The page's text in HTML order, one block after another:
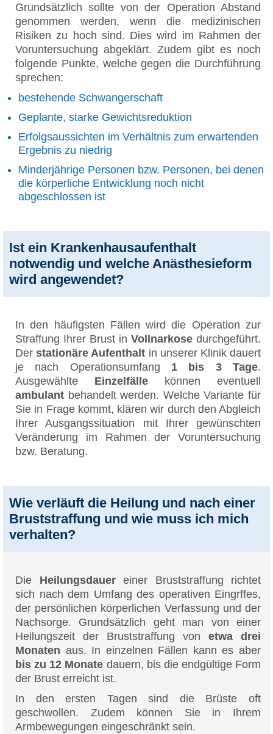
Grundsätzlich sollte von der Operation Abstand
genommen werden, wenn die medizinischen
Risiken zu hoch sind. Dies wird im Rahmen der
Voruntersuchung abgeklärt. Zudem gibt es noch
folgende Punkte, welche gegen die Durchführung
sprechen:
bestehende Schwangerschaft
Geplante, starke Gewichtsreduktion
Erfolgsaussichten im Verhältnis zum erwartenden
Ergebnis zu niedrig
Minderjährige Personen bzw. Personen, bei denen
die körperliche Entwicklung noch nicht
abgeschlossen ist
Ist ein Krankenhausaufenthalt
notwendig und welche Anästhesieform
wird angewendet?
In den häufigsten Fällen wird die Operation zur
Straffung Ihrer Brust in Vollnarkose durchgeführt.
Derstationäre Aufenthalt in unserer Klinik dauert
je nach Operationsumfang 1 bis 3 Tage.
Ausgewählte Einzelfälle können eventuell
ambulant behandelt werden. Welche Variante für
Sie in Frage kommt, klären wir durch den Abgleich
Ihrer Ausgangssituation mit Ihrer gewünschten
Veränderung im Rahmen der Voruntersuchung
bzw. Beratung.
Wie verläuft die Heilung und nach einer
Bruststraffung und wie muss ich mich
verhalten?
Die Heilungsdauereiner Bruststraffung richtet
sich nach dem Umfang des operativen Eingrffes,
der persönlichen körperlichen Verfassung und der
Nachsorge. Grundsätzlich geht man von einer
Heilungszeit der Bruststraffung von etwa drei
Monaten aus. In einzelnen Fällen kann es aber
bis zu 12 Monate dauern, bis die endgültige Form
der Brust erreicht ist.
In den ersten Tagen sind die Brüste oft
geschwollen. Zudem können Sie in Ihrem
Armbewegungen eingeschränkt sein.